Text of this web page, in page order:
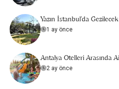
Yazın İstanbul'da
1 ay önce
Antalya Otelleri Arasında
2 ay önce